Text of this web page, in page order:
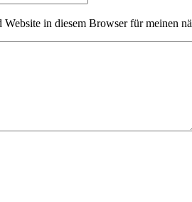
in diesem Browser für meinen